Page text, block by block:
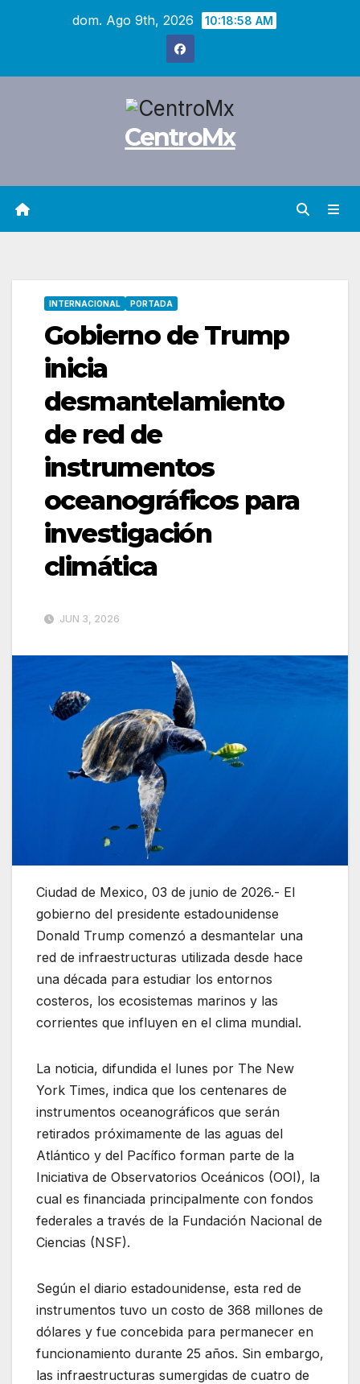
dom. Ago 9th, 2026 10:18:59 AM
CentroMx
INTERNACIONAL PORTADA
Gobierno de Trump
inicia
desmantelamiento
de red de
instrumentos
oceanográficos para
investigación
climática
JUN 3, 2026
Ciudad de Mexico, 03 de junio de 2026.- El
gobierno del presidente estadounidense
Donald Trump comenzó a desmantelar una
red de infraestructuras utilizada desde hace
una década para estudiar los entornos
costeros, los ecosistemas marinos y las
corrientes que influyen en el clima mundial.
La noticia, difundida el lunes por The New
York Times, indica que los centenares de
instrumentos oceanográficos que serán
retirados próximamente de las aguas del
Atlántico y del Pacífico forman parte de la
Iniciativa de Observatorios Oceánicos (OOI), la
cual es financiada principalmente con fondos
federales a través de la Fundación Nacional de
Ciencias (NSF).
Según el diario estadounidense, esta red de
instrumentos tuvo un costo de 368 millones de
dólares y fue concebida para permanecer en
funcionamiento durante 25 años. Sin embargo,
las infraestructuras sumergidas de cuatro de